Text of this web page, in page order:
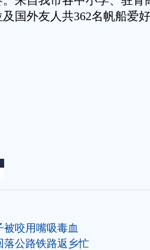
国外友人共362名帆船爱
咬用嘴吸毒血
落公路铁路返乡忙